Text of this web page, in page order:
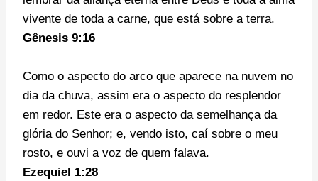
vivente de toda a carne, que está sobre a terra.
Gênesis 9:16
Como o aspecto do arco que aparece na nuvem no
dia da chuva, assim era o aspecto do resplendor
em redor. Este era o aspecto da semelhança da
glória do Senhor; e, vendo isto, caí sobre o meu
rosto, e ouvi a voz de quem falava.
Ezequiel 1:28